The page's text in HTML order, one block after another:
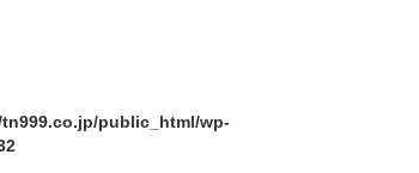
public_html/wp-